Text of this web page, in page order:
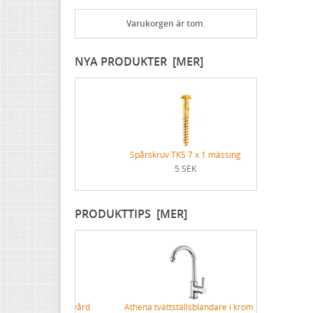
Lädervård
Praktiska ting i hemmet
Dricksglas, vinglas & karaffer
Övriga spikar
Nubb
Stålskruv
Mässingsskruv
Förnicklad mässingsskruv
Blåa med vit text
Gjutna skyltar mässing & nickel
Skyltar med symboler
Specialverktyg
Brynen
Varukorgen är tom.
NYA PRODUKTER [MER]
Spårskruv TKS 7 x 1 mässing
5 SEK
PRODUKTTIPS [MER]
Athena tvättställsblandare i krom